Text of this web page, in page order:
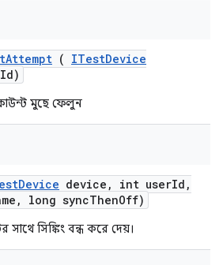
Attempt ( ITestDevice
Id)
মুছে ফেলুন
Device device , int userId ,
, long syncThenOff)
সাথে সিঙ্কিং বন্ধ করে দেয়।